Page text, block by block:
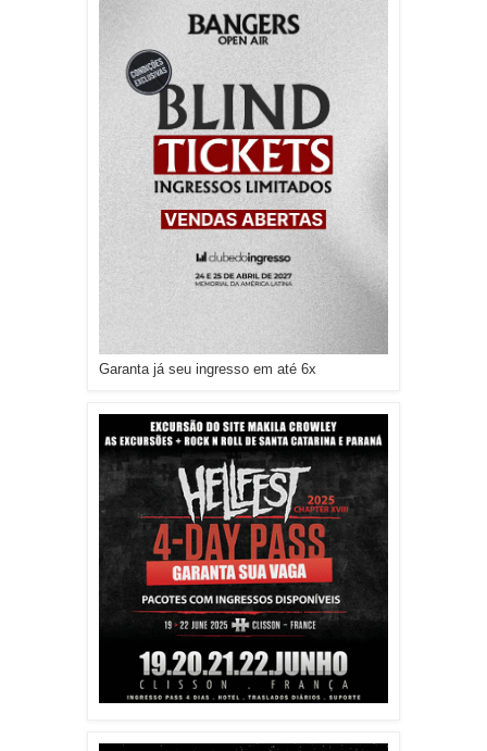
Garanta já seu ingresso em até 6x